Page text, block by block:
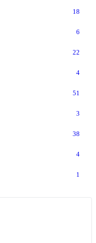
18
6
22
4
51
3
38
4
1